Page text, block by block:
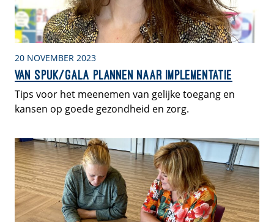
20 NOVEMBER 2023
Van SPUK/GALA plannen naar implementatie
Tips voor het meenemen van gelijke toegang en
kansen op goede gezondheid en zorg.